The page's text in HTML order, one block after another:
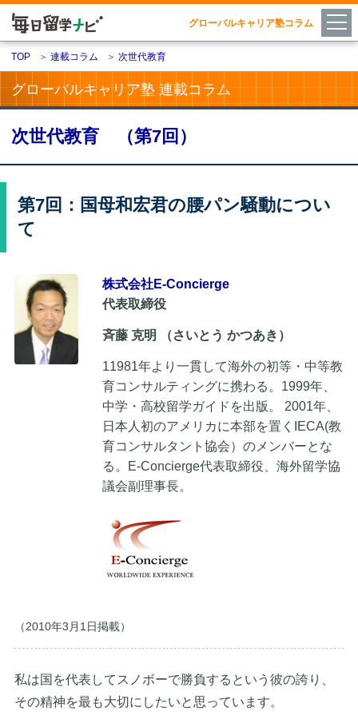
グローバルキャリア塾コラム
TOP ＞ 連載コラム ＞ 次世代教育
グローバルキャリア塾 連載コラム
次世代教育 （第7回）
第7回：国母和宏君の腰パン騒動につい
て
株式会社E-Concierge
代表取締役
斉藤 克明 （さいとう かつあき）
11981年より一貫して海外の初等・中等教
育コンサルティングに携わる。1999年、
中学・高校留学ガイドを出版。 2001年、
日本人初のアメリカに本部を置くIECA(教
育コンサルタント協会）のメンバーとな
る。E-Concierge代表取締役、海外留学協
議会副理事長。
（2010年3月1日掲載）
私は国を代表してスノボーで勝負するという彼の誇り、
その精神を最も大切にしたいと思っています。